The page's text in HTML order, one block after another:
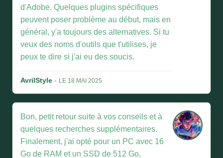
d'Adobe. Quelques plugins spécifiques
peuvent poser problème au début, mais en
général, y'a toujours des alternatives. Si tu
veux des noms d'outils que t'utilises, je
peux te dire si j'ai eu des soucis.
AvrilStyle - LE 18 MAI 2025
Bon, petit retour suite à vos conseils et à
quelques recherches supplémentaires.
Finalement, j'ai opté pour un PC avec 16
Go de RAM et un SSD de 512 Go,